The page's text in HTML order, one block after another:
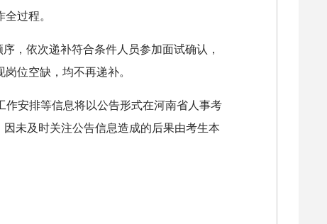
过程。
，依次递补符合条件人员参加面试确认，
位空缺，均不再递补。
安排等信息将以公告形式在河南省人事考
未及时关注公告信息造成的后果由考生本